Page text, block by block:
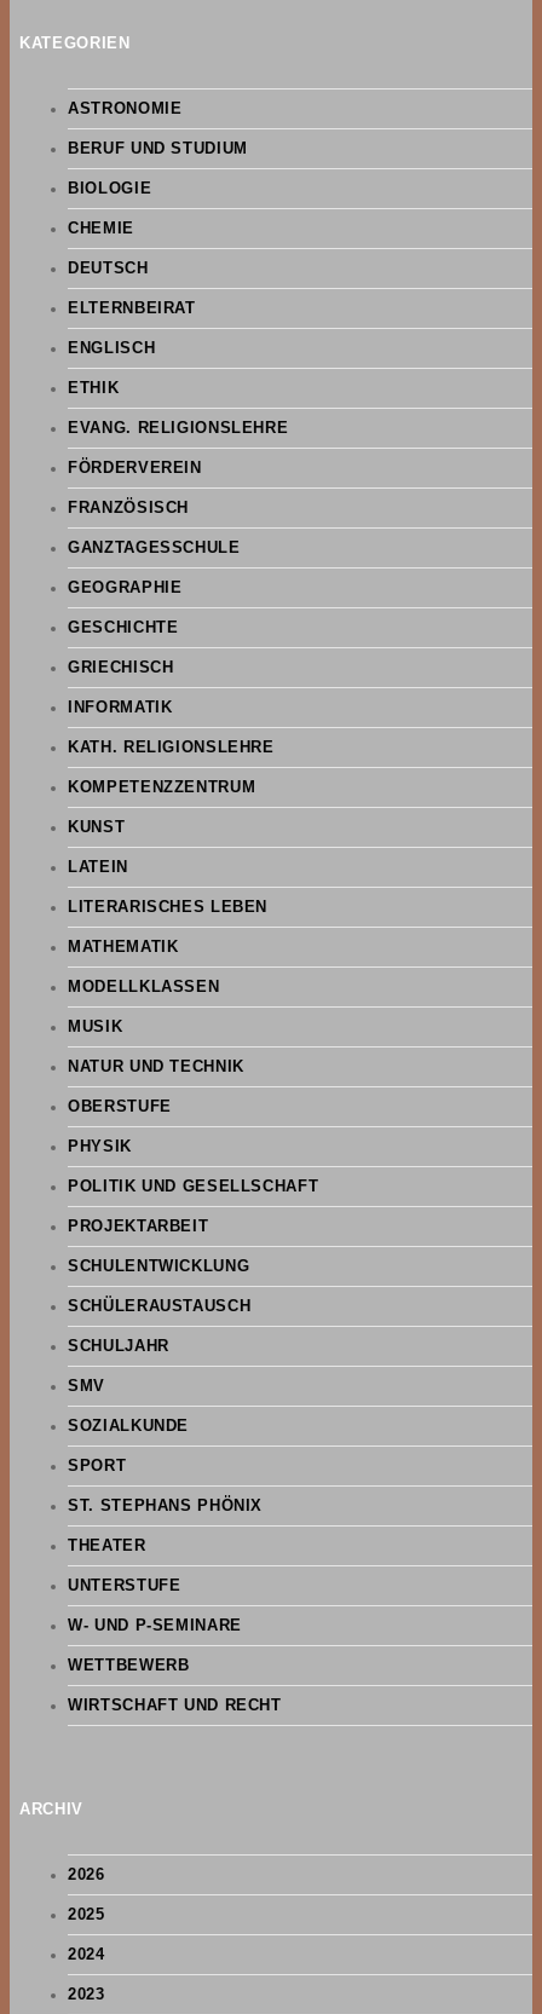
KATEGORIEN
ASTRONOMIE
BERUF UND STUDIUM
BIOLOGIE
CHEMIE
DEUTSCH
ELTERNBEIRAT
ENGLISCH
ETHIK
EVANG. RELIGIONSLEHRE
FÖRDERVEREIN
FRANZÖSISCH
GANZTAGESSCHULE
GEOGRAPHIE
GESCHICHTE
GRIECHISCH
INFORMATIK
KATH. RELIGIONSLEHRE
KOMPETENZZENTRUM
KUNST
LATEIN
LITERARISCHES LEBEN
MATHEMATIK
MODELLKLASSEN
MUSIK
NATUR UND TECHNIK
OBERSTUFE
PHYSIK
POLITIK UND GESELLSCHAFT
PROJEKTARBEIT
SCHULENTWICKLUNG
SCHÜLERAUSTAUSCH
SCHULJAHR
SMV
SOZIALKUNDE
SPORT
ST. STEPHANS PHÖNIX
THEATER
UNTERSTUFE
W- UND P-SEMINARE
WETTBEWERB
WIRTSCHAFT UND RECHT
ARCHIV
2026
2025
2024
2023